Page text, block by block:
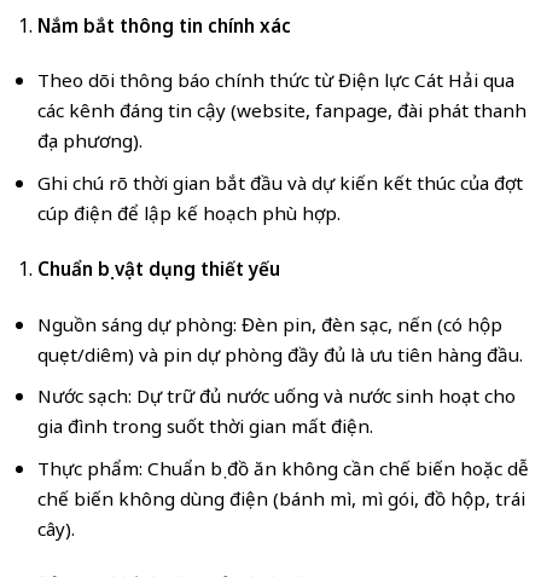
Nắm bắt thông tin chính xác
Theo dõi thông báo chính thức từ Điện lực Cát Hải qua
các kênh đáng tin cậy (website, fanpage, đài phát thanh
địa phương).
Ghi chú rõ thời gian bắt đầu và dự kiến kết thúc của đợt
cúp điện để lập kế hoạch phù hợp.
Chuẩn bị vật dụng thiết yếu
Nguồn sáng dự phòng: Đèn pin, đèn sạc, nến (có hộp
quẹt/diêm) và pin dự phòng đầy đủ là ưu tiên hàng đầu.
Nước sạch: Dự trữ đủ nước uống và nước sinh hoạt cho
gia đình trong suốt thời gian mất điện.
Thực phẩm: Chuẩn bị đồ ăn không cần chế biến hoặc dễ
chế biến không dùng điện (bánh mì, mì gói, đồ hộp, trái
cây).